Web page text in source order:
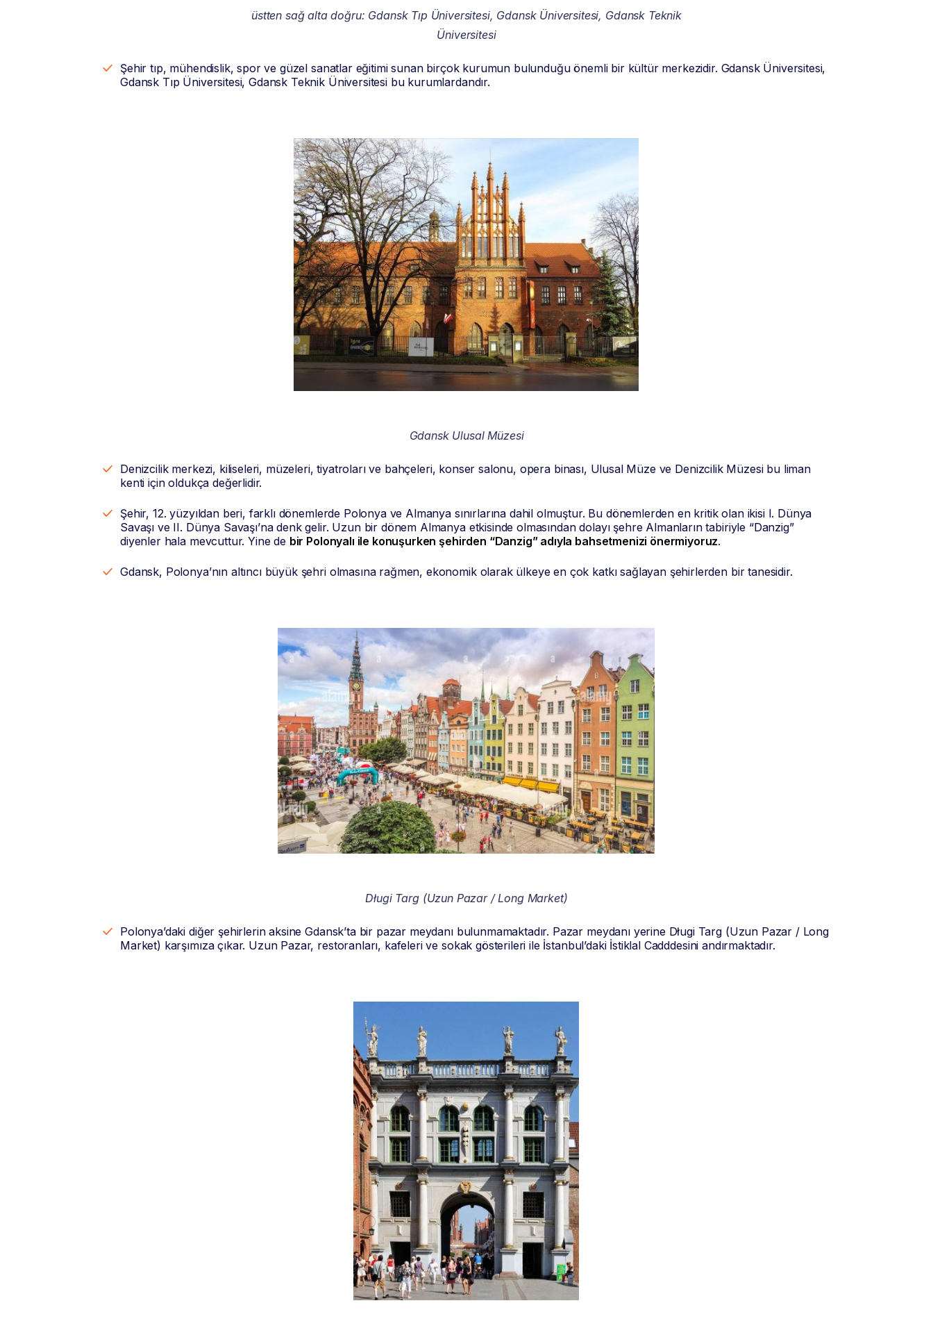
üstten sağ alta doğru: Gdansk Tıp Üniversitesi, Gdansk Üniversitesi, Gdansk Teknik
Üniversitesi
Şehir tıp, mühendislik, spor ve güzel sanatlar eğitimi sunan birçok kurumun bulunduğu önemli bir kültür merkezidir. Gdansk Üniversitesi,
Gdansk Tıp Üniversitesi, Gdansk Teknik Üniversitesi bu kurumlardandır.
Gdansk Ulusal Müzesi
Denizcilik merkezi, kiliseleri, müzeleri, tiyatroları ve bahçeleri, konser salonu, opera binası, Ulusal Müze ve Denizcilik Müzesi bu liman
kenti için oldukça değerlidir.
Şehir, 12. yüzyıldan beri, farklı dönemlerde Polonya ve Almanya sınırlarına dahil olmuştur. Bu dönemlerden en kritik olan ikisi I. Dünya
Savaşı ve II. Dünya Savaşı’na denk gelir. Uzun bir dönem Almanya etkisinde olmasından dolayı şehre Almanların tabiriyle “Danzig”
diyenler hala mevcuttur. Yine de bir Polonyalı ile konuşurken şehirden “Danzig” adıyla bahsetmenizi önermiyoruz.
Gdansk, Polonya’nın altıncı büyük şehri olmasına rağmen, ekonomik olarak ülkeye en çok katkı sağlayan şehirlerden bir tanesidir.
Długi Targ (Uzun Pazar / Long Market)
Polonya’daki diğer şehirlerin aksine Gdansk’ta bir pazar meydanı bulunmamaktadır. Pazar meydanı yerine Długi Targ (Uzun Pazar / Long
Market) karşımıza çıkar. Uzun Pazar, restoranları, kafeleri ve sokak gösterileri ile İstanbul’daki İstiklal Cadddesini andırmaktadır.